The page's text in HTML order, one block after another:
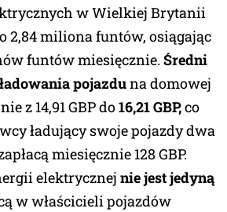
w Wielkiej Brytanii
2,84 miliona funtów, osiągając
funtów miesięcznie. Średni
pojazduna domowej
z 14,91 GBP do16,21 GBP,co
ładujący swoje pojazdy dwa
miesięcznie 128 GBP.
elektrycznej nie jest jedyną
w właścicieli pojazdów